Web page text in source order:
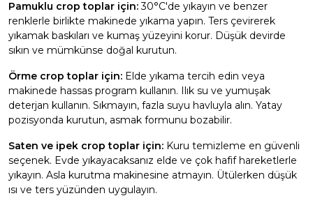
Pamuklu crop toplar için:30°C'de yıkayın ve benzer
renklerle birlikte makinede yıkama yapın. Ters çevirerek
yıkamak baskıları ve kumaş yüzeyini korur. Düşük devirde
sıkın ve mümkünse doğal kurutun.
Örme crop toplar için: Elde yıkama tercih edin veya
makinede hassas program kullanın. Ilık su ve yumuşak
deterjan kullanın. Sıkmayın, fazla suyu havluyla alın. Yatay
pozisyonda kurutun, asmak formunu bozabilir.
Saten ve ipek crop toplar için: Kuru temizleme en güvenli
seçenek. Evde yıkayacaksanız elde ve çok hafif hareketlerle
yıkayın. Asla kurutma makinesine atmayın. Ütülerken düşük
ısı ve ters yüzünden uygulayın.